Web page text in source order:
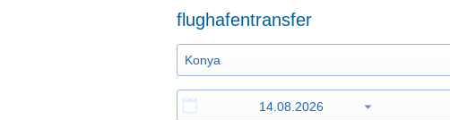
flughafentransfer